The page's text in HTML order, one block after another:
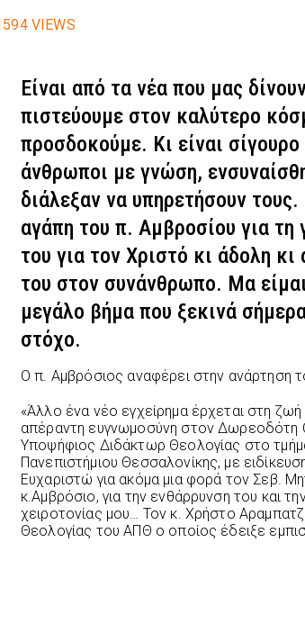
VIEWS
Είναι από τα νέα που μας
πιστεύουμε στον καλύτερο
προσδοκούμε. Κι είναι
άνθρωποι με γνώση,
διάλεξαν να υπηρετήσουν
αγάπη του π. Αμβροσίου για τη
του για τον Χριστό κι άδολη
του στον συνάνθρωπο. Μα
μεγάλο βήμα που ξεκινά
στόχο.
Ο π. Αμβρόσιος αναφέρει στην ανάρτηση
«Άλλο ένα νέο εγχείρημα έρχεται στη ζωή
απέραντη ευγνωμοσύνη στον Δωρεοδότη
Υποψήφιος Διδάκτωρ Θεολογίας στο
Πανεπιστήμιου Θεσσαλονίκης, με
Ευχαριστώ για ακόμα μια φορά τον Σεβ.
κ.Αμβρόσιο, για την ενθάρρυνση του και
χειροτονίας μου… Τον κ. Χρήστο
Θεολογίας του ΑΠΘ ο οποίος έδειξε